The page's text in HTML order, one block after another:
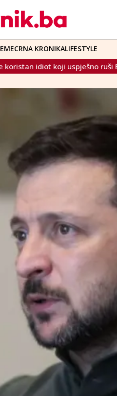
CRNA KRONIKALIFESTYLE
ruši BiH i tu ga podržavam"